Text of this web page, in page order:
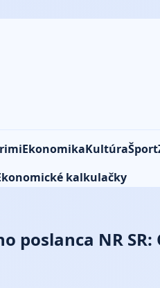
EkonomikaKultúraŠport
kalkulačky
poslanca NR